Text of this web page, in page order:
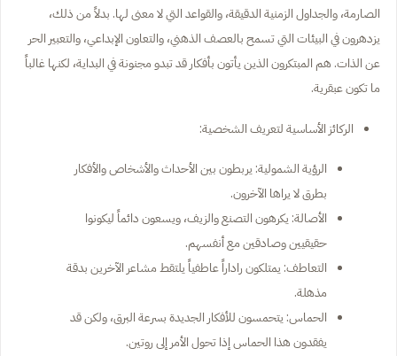
الصارمة، والجداول الزمنية الدقيقة، والقواعد التي لا معنى لها. بدلاً من ذلك،
يزدهرون في البيئات التي تسمح بالعصف الذهني، والتعاون الإبداعي، والتعبير الحر
عن الذات. هم المبتكرون الذين يأتون بأفكار قد تبدو مجنونة في البداية، لكنها غالباً
ما تكون عبقرية.
الركائز الأساسية لتعريف الشخصية:
الرؤية الشمولية: يربطون بين الأحداث والأشخاص والأفكار
بطرق لا يراها الآخرون.
الأصالة: يكرهون التصنع والزيف، ويسعون دائماً ليكونوا
حقيقيين وصادقين مع أنفسهم.
التعاطف: يمتلكون راداراً عاطفياً يلتقط مشاعر الآخرين بدقة
مذهلة.
الحماس: يتحمسون للأفكار الجديدة بسرعة البرق، ولكن قد
يفقدون هذا الحماس إذا تحول الأمر إلى روتين.